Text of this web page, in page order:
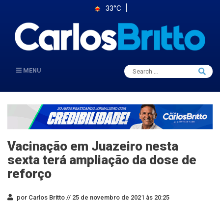
33°C
MENU
Search
for:
Search
Vacinação em Juazeiro nesta
sexta terá ampliação da dose de
reforço
por Carlos Britto // 25 de novembro de 2021 às 20:25